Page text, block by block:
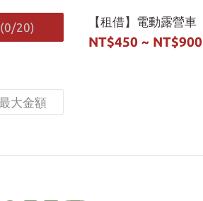
(0/20) 【租借】電動露營車
NT$450 ~ NT$900